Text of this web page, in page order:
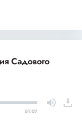
Садового
51:07